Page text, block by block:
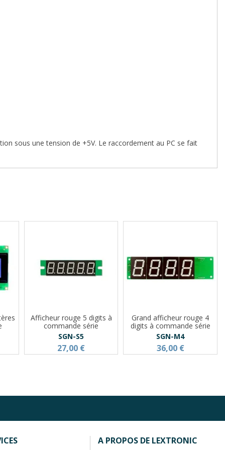
sous une tension de +5V. Le raccordement au PC se fait
Afficheur rouge 5 digits à
commande série
SGN-S5
27,00 €
Grand afficheur rouge 4
digits à commande série
SGN-M4
36,00 €
A PROPOS DE LEXTRONIC